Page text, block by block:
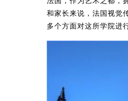
和家长来说，法国视觉
多个方面对这所学院进